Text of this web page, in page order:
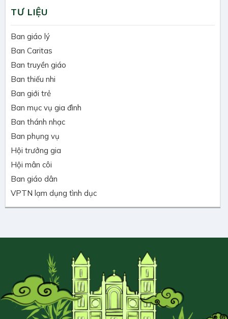
TƯ LIỆU
Ban giáo lý
Ban Caritas
Ban truyền giáo
Ban thiếu nhi
Ban giới trẻ
Ban mục vụ gia đình
Ban thánh nhạc
Ban phụng vụ
Hội trưởng gia
Hội mân côi
Ban giáo dân
VPTN lạm dụng tình dục